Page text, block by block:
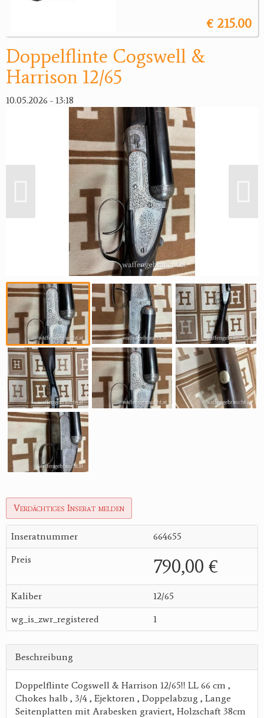
Antikes
Geschenke
€ 215.00
Doppelflinte Cogswell &
Harrison 12/65
10.05.2026 - 13:18
Verdächtiges Inserat melden
Inseratnummer 664655
Preis 790,00 €
Kaliber 12/65
wg_is_zwr_registered 1
Beschreibung
Doppelflinte Cogswell & Harrison 12/65!! LL 66 cm ,
Chokes halb , 3/4 , Ejektoren , Doppelabzug , Lange
Seitenplatten mit Arabesken graviert, Holzschaft 38cm